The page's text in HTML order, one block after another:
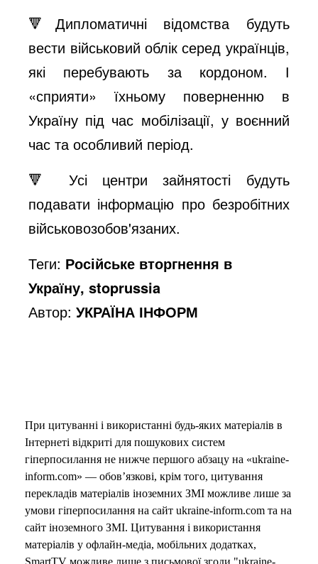
🔻Дипломатичні відомства будуть
вести військовий облік серед українців,
які перебувають за кордоном. І
«сприяти» їхньому поверненню в
Україну під час мобілізації, у воєнний
час та особливий період.
🔻 Усі центри зайнятості будуть
подавати інформацію про безробітних
військовозобов'язаних.
Теги: Російське вторгнення в
Україну, stoprussia
Автор:УКРАЇНА ІНФОРМ
При цитуванні і використанні будь-яких матеріалів в
Інтернеті відкриті для пошукових систем
гіперпосилання не нижче першого абзацу на «ukraine-
inform.com» — обов’язкові, крім того, цитування
перекладів матеріалів іноземних ЗМІ можливе лише за
умови гіперпосилання на сайт ukraine-inform.com та на
сайт іноземного ЗМІ. Цитування і використання
матеріалів у офлайн-медіа, мобільних додатках,
SmartTV можливе лише з письмової згоди "ukraine-